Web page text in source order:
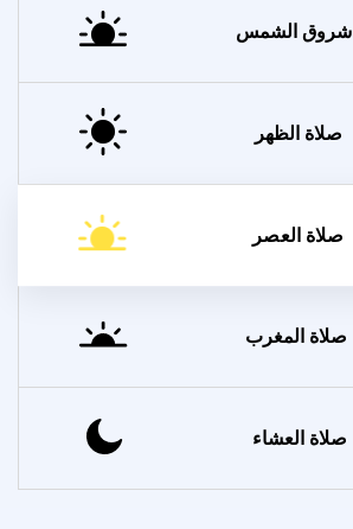
شروق الشمس
صلاة الظهر
صلاة العصر
صلاة المغرب
صلاة العشاء